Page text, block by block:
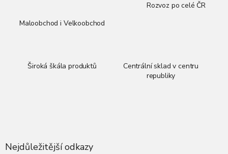
Maloobchod i Velkoobchod
Rozvoz po celé ČR
Široká škála produktů
Centrální sklad v centru
republiky
Nejdůležitější odkazy